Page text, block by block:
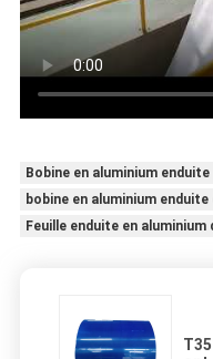
Bobine en aluminium
bobine en aluminium
Feuille enduite en aluminium